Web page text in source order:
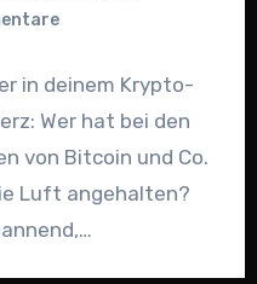
in deinem Krypto-
Wer hat bei den
von Bitcoin und Co.
Luft angehalten?